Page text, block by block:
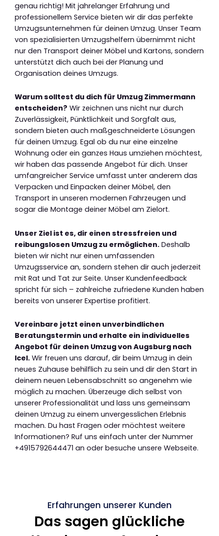
genau richtig! Mit jahrelanger Erfahrung und
professionellem Service bieten wir dir das perfekte
Umzugsunternehmen für deinen Umzug. Unser Team
von spezialisierten Umzugshelfern übernimmt nicht
nur den Transport deiner Möbel und Kartons, sondern
unterstützt dich auch bei der Planung und
Organisation deines Umzugs.
Warum solltest du dich für Umzug Zimmermann
entscheiden? Wir zeichnen uns nicht nur durch
Zuverlässigkeit, Pünktlichkeit und Sorgfalt aus,
sondern bieten auch maßgeschneiderte Lösungen
für deinen Umzug. Egal ob du nur eine einzelne
Wohnung oder ein ganzes Haus umziehen möchtest,
wir haben das passende Angebot für dich. Unser
umfangreicher Service umfasst unter anderem das
Verpacken und Einpacken deiner Möbel, den
Transport in unseren modernen Fahrzeugen und
sogar die Montage deiner Möbel am Zielort.
Unser Ziel ist es, dir einen stressfreien und
reibungslosen Umzug zu ermöglichen. Deshalb
bieten wir nicht nur einen umfassenden
Umzugsservice an, sondern stehen dir auch jederzeit
mit Rat und Tat zur Seite. Unser Kundenfeedback
spricht für sich – zahlreiche zufriedene Kunden haben
bereits von unserer Expertise profitiert.
Vereinbare jetzt einen unverbindlichen
Beratungstermin und erhalte ein individuelles
Angebot für deinen Umzug von Augsburg nach
Icel. Wir freuen uns darauf, dir beim Umzug in dein
neues Zuhause behilflich zu sein und dir den Start in
deinem neuen Lebensabschnitt so angenehm wie
möglich zu machen. Überzeuge dich selbst von
unserer Professionalität und lass uns gemeinsam
deinen Umzug zu einem unvergesslichen Erlebnis
machen. Du hast Fragen oder möchtest weitere
Informationen? Ruf uns einfach unter der Nummer
+4915792644471 an oder besuche unsere Webseite.
Erfahrungen unserer Kunden
Das sagen glückliche